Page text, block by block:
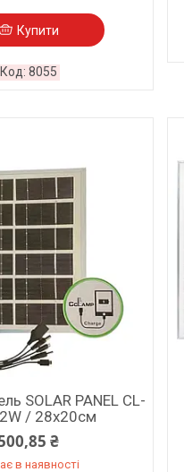
Купити
8055
SOLAR PANEL CL-
/ 28х20см
₴
в наявності